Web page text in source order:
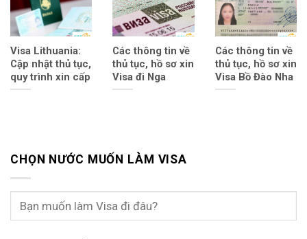
Visa Lithuania:
Cập nhật thủ tục,
quy trình xin cấp
Các thông tin về
thủ tục, hồ sơ xin
Visa đi Nga
Các thông tin về
thủ tục, hồ sơ xin
Visa Bồ Đào Nha
CHỌN NƯỚC MUỐN LÀM VISA